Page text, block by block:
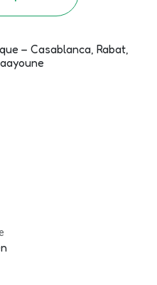
– Casablanca, Rabat,